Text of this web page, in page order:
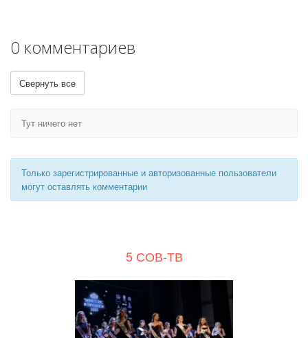
0 комментариев
Свернуть все
Тут ничего нет
Только зарегистрированные и авторизованные пользователи
могут оставлять комментарии
5 СОВ-ТВ